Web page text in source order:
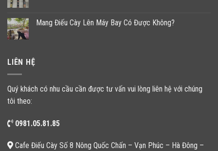
Mang Điếu Cày Lên Máy Bay Có Được Không?
LIÊN HỆ
Quý khách có nhu cầu cần được tư vấn vui lòng liên hệ với chúng
tôi theo:
0981.05.81.85
Cafe Điếu Cày Số 8 Nông Quốc Chấn – Vạn Phúc – Hà Đông –